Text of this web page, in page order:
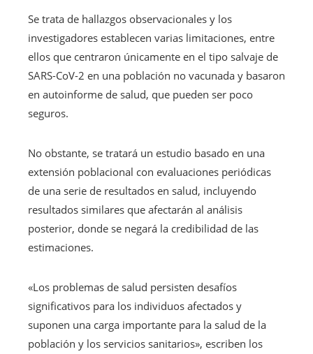
Se trata de hallazgos observacionales y los
investigadores establecen varias limitaciones, entre
ellos que centraron únicamente en el tipo salvaje de
SARS-CoV-2 en una población no vacunada y basaron
en autoinforme de salud, que pueden ser poco
seguros.
No obstante, se tratará un estudio basado en una
extensión poblacional con evaluaciones periódicas
de una serie de resultados en salud, incluyendo
resultados similares que afectarán al análisis
posterior, donde se negará la credibilidad de las
estimaciones.
«Los problemas de salud persisten desafíos
significativos para los individuos afectados y
suponen una carga importante para la salud de la
población y los servicios sanitarios», escriben los